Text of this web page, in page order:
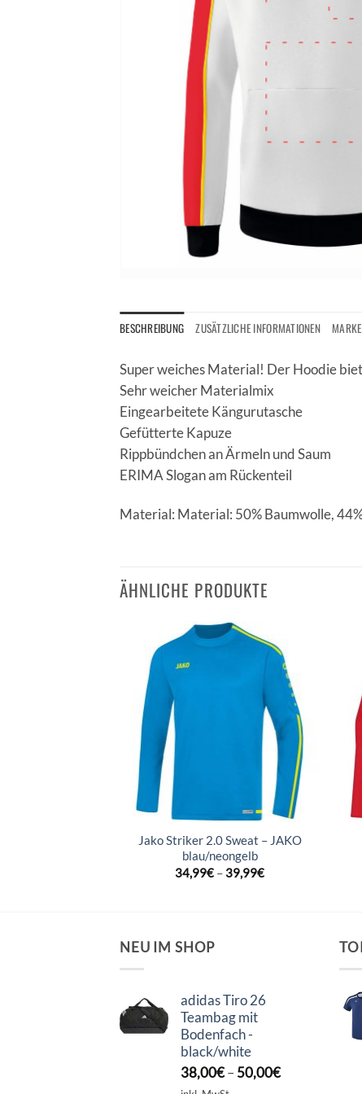
BESCHREIBUNG ZUSÄTZLICHE INFORMATIONEN MARKE
Super weiches Material! Der Hoodie
Sehr weicher Materialmix
Eingearbeitete Kängurutasche
Gefütterte Kapuze
Rippbündchen an Ärmeln und Saum
ERIMA Slogan am Rückenteil
Material: Material: 50% Baumwolle,
ÄHNLICHE PRODUKTE
Jako Striker 2.0 Sweat – JAKO
blau/neongelb
34,99€ – 39,99€
NEU IM SHOP
adidas Tiro 26
Teambag mit
Bodenfach -
black/white
38,00€– 50,00€